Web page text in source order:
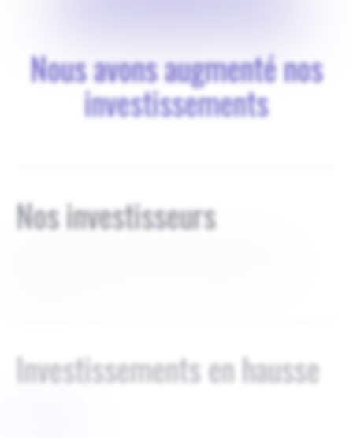
Nous avons augmenté nos
investissements
Nos investisseurs
Investissements en hausse